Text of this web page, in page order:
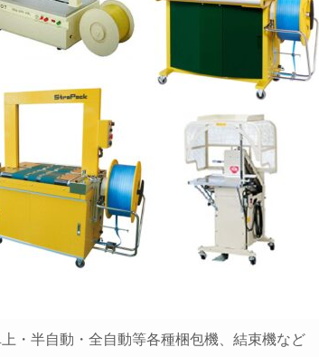
・半自動・全自動等各種梱包機、結束機など